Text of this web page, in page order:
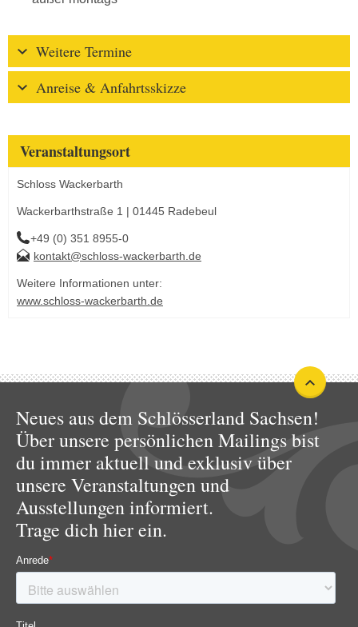
Weitere Termine
Anreise & Anfahrtsskizze
Veranstaltungsort
Schloss Wackerbarth
Wackerbarthstraße 1 | 01445 Radebeul
+49 (0) 351 8955-0
kontakt@schloss-wackerbarth.de
Weitere Informationen unter:
www.schloss-wackerbarth.de
Neues aus dem Schlösserland Sachsen!
Über unsere persönlichen Mailings bist
du immer aktuell und exklusiv über
unsere Veranstaltungen und
Ausstellungen informiert.
Trage dich hier ein.